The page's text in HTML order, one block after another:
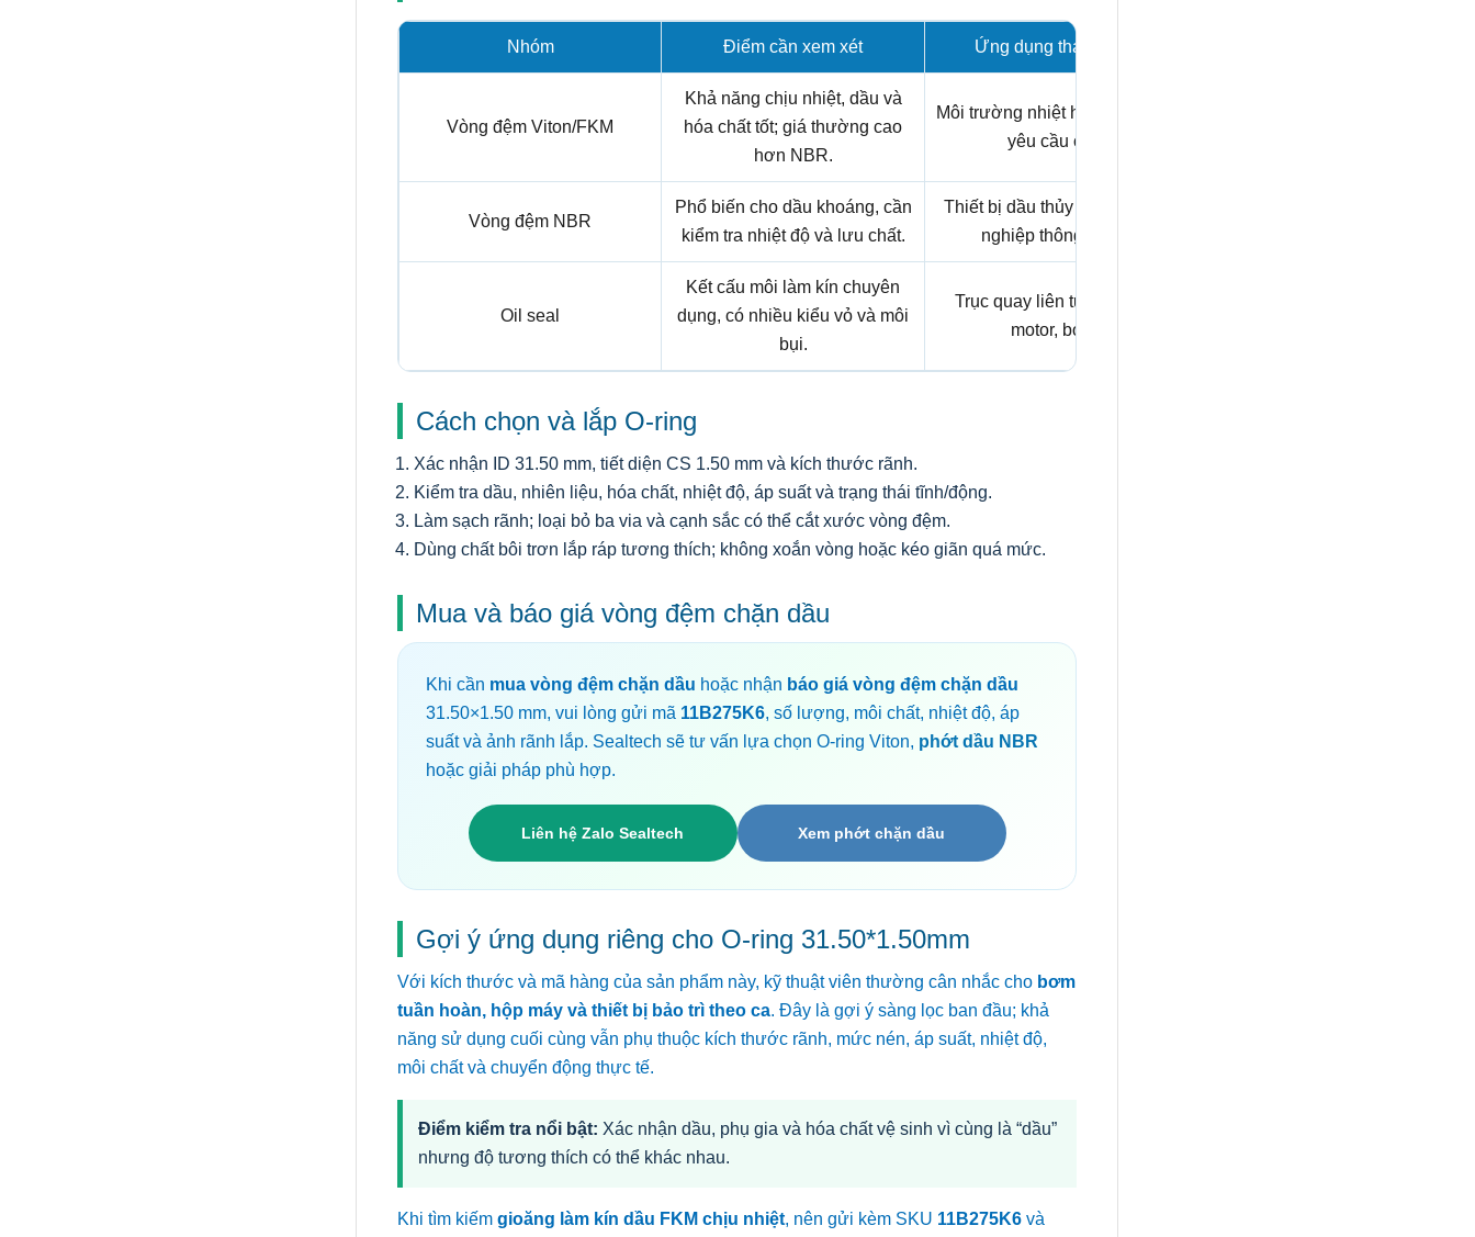
Nhóm Điểm cần xem xét Ứng dụng tham khảo
Vòng đệm Viton/FKM
Khả năng chịu nhiệt, dầu và
hóa chất tốt; giá thường cao
hơn NBR.
Môi trường nhiệt hoặc lưu chất
yêu cầu cao.
Vòng đệm NBR
Phổ biến cho dầu khoáng, cần
kiểm tra nhiệt độ và lưu chất.
Thiết bị dầu thủy lực và công
nghiệp thông dụng.
Oil seal
Kết cấu môi làm kín chuyên
dụng, có nhiều kiểu vỏ và môi
bụi.
Trục quay liên tục, hộp số,
motor, bơm.
Cách chọn và lắp O-ring
Xác nhận ID 31.50 mm, tiết diện CS 1.50 mm và kích thước rãnh.
Kiểm tra dầu, nhiên liệu, hóa chất, nhiệt độ, áp suất và trạng thái tĩnh/động.
Làm sạch rãnh; loại bỏ ba via và cạnh sắc có thể cắt xước vòng đệm.
Dùng chất bôi trơn lắp ráp tương thích; không xoắn vòng hoặc kéo giãn quá mức.
Mua và báo giá vòng đệm chặn dầu
Khi cần mua vòng đệm chặn dầu hoặc nhận báo giá vòng đệm chặn dầu
31.50×1.50 mm, vui lòng gửi mã 11B275K6, số lượng, môi chất, nhiệt độ, áp
suất và ảnh rãnh lắp. Sealtech sẽ tư vấn lựa chọn O-ring Viton, phớt dầu NBR
hoặc giải pháp phù hợp.
Liên hệ Zalo Sealtech Xem phớt chặn dầu
Gợi ý ứng dụng riêng cho O-ring 31.50*1.50mm
Với kích thước và mã hàng của sản phẩm này, kỹ thuật viên thường cân nhắc cho bơm
tuần hoàn, hộp máy và thiết bị bảo trì theo ca. Đây là gợi ý sàng lọc ban đầu; khả
năng sử dụng cuối cùng vẫn phụ thuộc kích thước rãnh, mức nén, áp suất, nhiệt độ,
môi chất và chuyển động thực tế.
Điểm kiểm tra nổi bật: Xác nhận dầu, phụ gia và hóa chất vệ sinh vì cùng là “dầu”
nhưng độ tương thích có thể khác nhau.
Khi tìm kiếm gioăng làm kín dầu FKM chịu nhiệt, nên gửi kèm SKU 11B275K6 và